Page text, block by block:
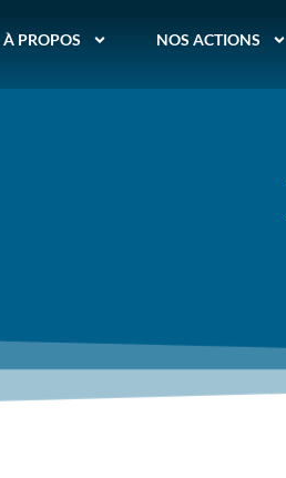
À PROPOS NOS ACTIONS